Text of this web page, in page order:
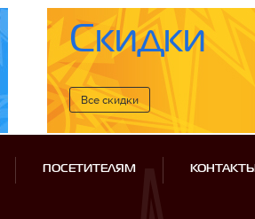
Скидки
Все cкидки
ПОСЕТИТЕЛЯМ КОНТАКТЫ